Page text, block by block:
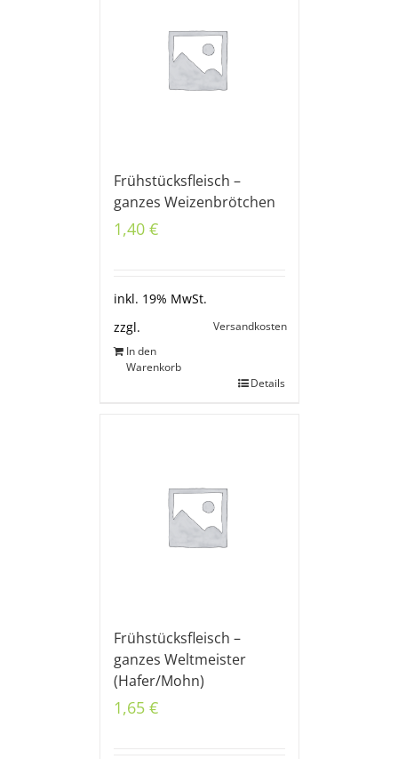
Frühstücksfleisch –
ganzes Weizenbrötchen
1,40 €
inkl. 19% MwSt.
zzgl.
Versandkosten
In den
Warenkorb
Details
Frühstücksfleisch –
ganzes Weltmeister
(Hafer/Mohn)
1,65 €